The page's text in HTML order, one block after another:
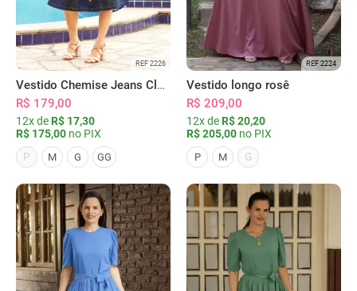
REF 2226
Vestido Chemise Jeans Clássica Serena
R$ 179,00
12x de R$ 17,30
R$ 175,00 no PIX
P
M G GG
REF 2224
Vestido longo rosê
R$ 209,00
12x de R$ 20,20
R$ 205,00 no PIX
P M G